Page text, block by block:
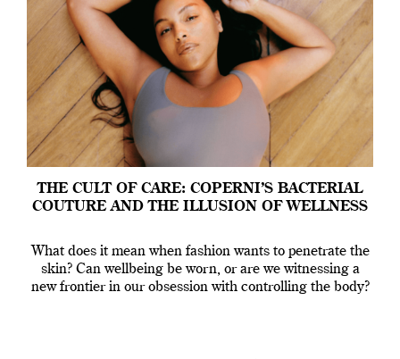
THE CULT OF CARE: COPERNI’S BACTERIAL
COUTURE AND THE ILLUSION OF WELLNESS
What does it mean when fashion wants to penetrate the
skin? Can wellbeing be worn, or are we witnessing a
new frontier in our obsession with controlling the body?